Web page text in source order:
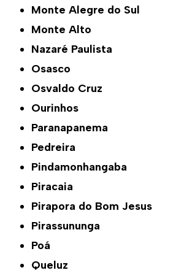
Monte Alegre do Sul
Monte Alto
Nazaré Paulista
Osasco
Osvaldo Cruz
Ourinhos
Paranapanema
Pedreira
Pindamonhangaba
Piracaia
Pirapora do Bom Jesus
Pirassununga
Poá
Queluz